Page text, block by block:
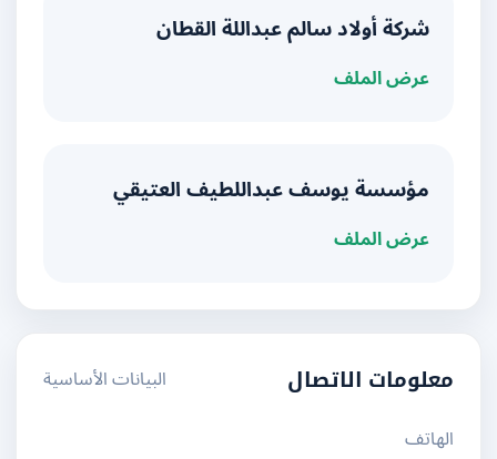
شركة أولاد سالم عبداللة القطان
عرض الملف
مؤسسة يوسف عبداللطيف العتيقي
عرض الملف
معلومات الاتصال
البيانات الأساسية
الهاتف